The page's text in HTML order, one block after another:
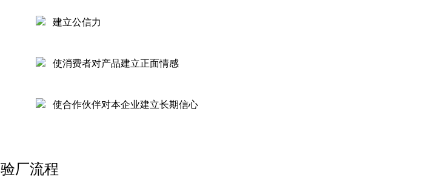
建立公信力
使消费者对产品建立正面情感
使合作伙伴对本企业建立长期信心
验厂流程